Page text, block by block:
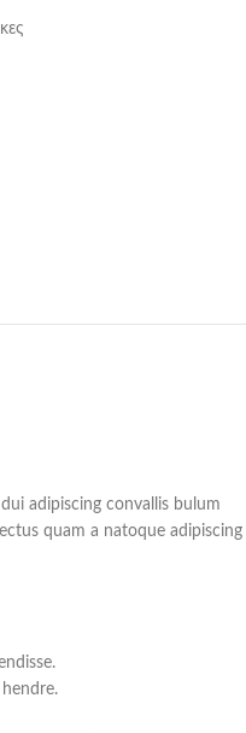
adipiscing convallis bulum
quam a natoque adipiscing